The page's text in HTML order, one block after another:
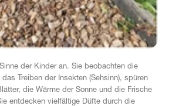
der Kinder an. Sie beobachten die
Treiben der Insekten (Sehsinn), spüren
die Wärme der Sonne und die Frische
entdecken vielfältige Düfte durch die